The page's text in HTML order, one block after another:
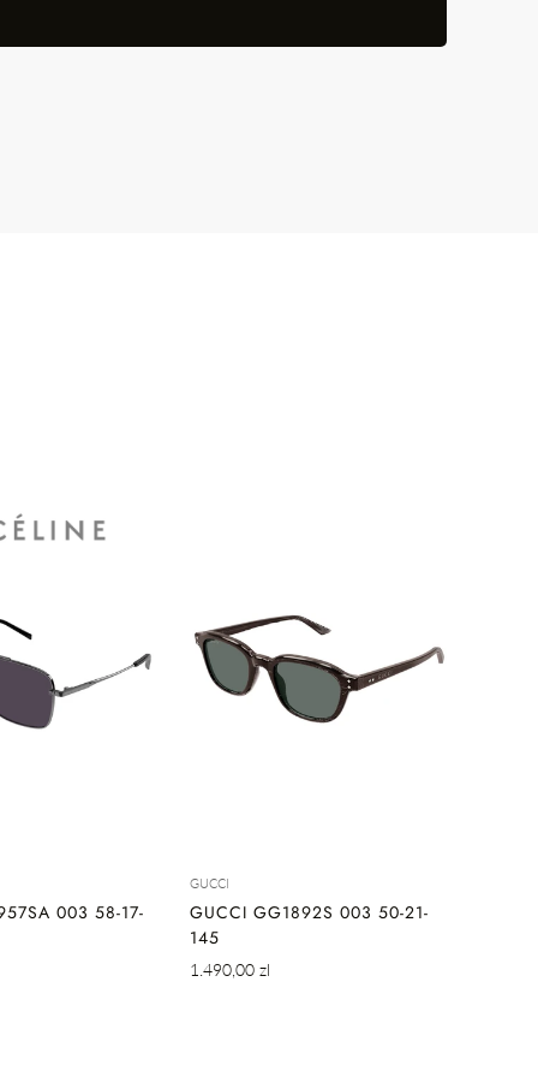
003 58-17-
GUCCI
GUCCI GG1892S 003 50-21-
145
Cena
1.490,00 zl